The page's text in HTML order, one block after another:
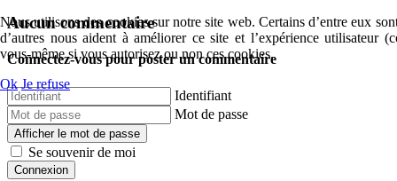
Aucun commentaire
Connectez-vous pour poster un commentaire
Identifiant
Mot de passe
Afficher le mot de passe
Se souvenir de moi
Connexion
Nous utilisons des cookies sur notre site web. Certains d’entre eux
d’autres nous aident à améliorer ce site et l’expérience utilisateur
vous-même si vous autorisez ou non ces cookies.
Ok Je refuse